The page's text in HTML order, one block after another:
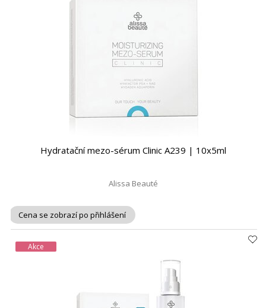
Hydratační mezo-sérum Clinic A239 | 10x5ml
Alissa Beauté
Cena se zobrazí po přihlášení
Akce